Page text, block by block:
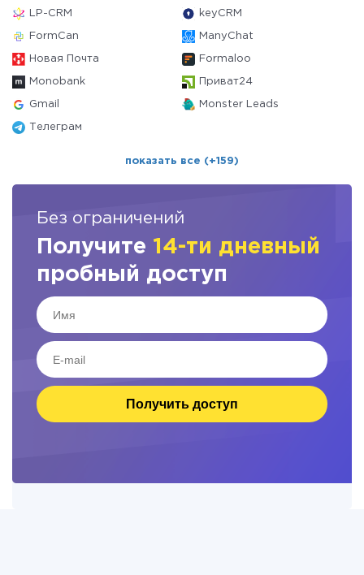
LP-CRM keyCRM
FormCan ManyChat
Новая Почта Formaloo
Monobank Приват24
Gmail Monster Leads
Телеграм
показать все (+159)
Без ограничений
Получите 14-ти дневный
пробный доступ
Получить доступ